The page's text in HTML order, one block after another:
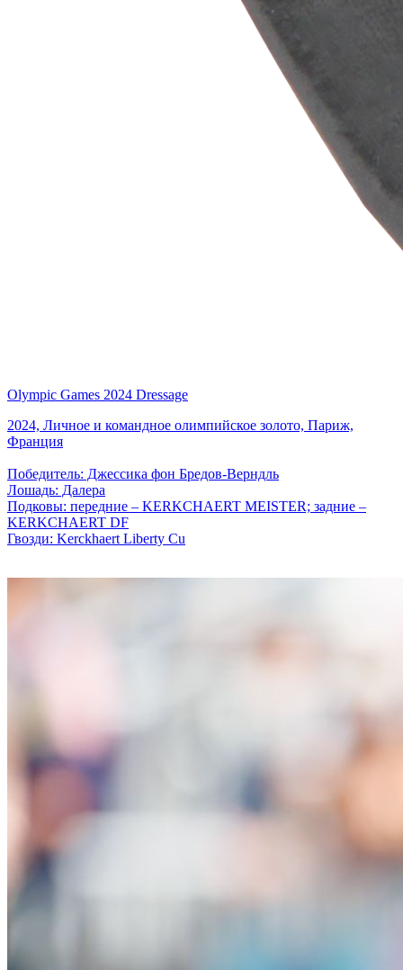
Olympic Games 2024 Dressage
2024, Личное и командное олимпийское золото, Париж,
Франция
Победитель: Джессика фон Бредов-Верндль
Лошадь: Далера
Подковы: передние – KERKCHAERT MEISTER; задние –
KERKCHAERT DF
Гвозди: Kerckhaert Liberty Cu